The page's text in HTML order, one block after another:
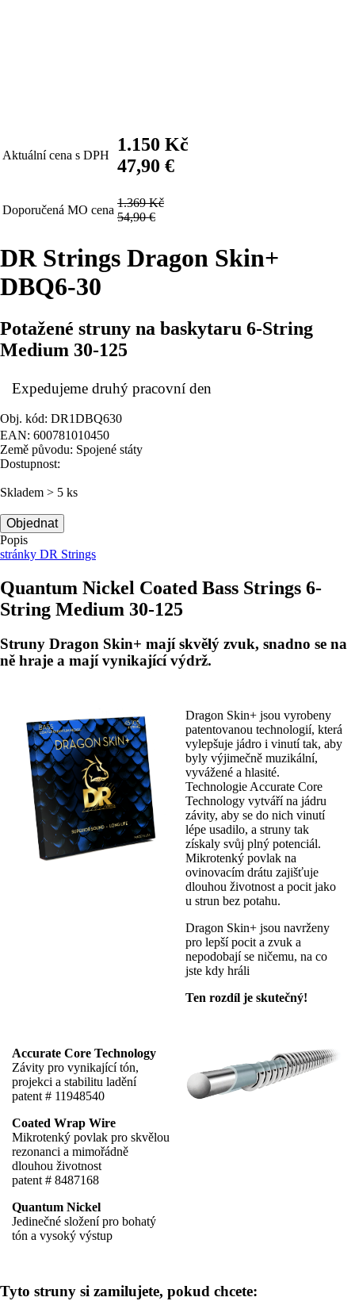
Aktuální cena s DPH
1.150 Kč
47,90 €
Doporučená MO cena
1.369 Kč
54,90 €
DR Strings Dragon Skin+
DBQ6-30
Potažené struny na baskytaru 6-String
Medium 30-125
Expedujeme druhý pracovní den
Obj. kód: DR1DBQ630
EAN: 600781010450
Země původu: Spojené státy
Dostupnost:
Skladem > 5 ks
Objednat
Popis
stránky DR Strings
Quantum Nickel Coated Bass Strings 6-
String Medium 30-125
Struny Dragon Skin+ mají skvělý zvuk, snadno se na
ně hraje a mají vynikající výdrž.
Dragon Skin+ jsou vyrobeny
patentovanou technologií, která
vylepšuje jádro i vinutí tak, aby
byly výjimečně muzikální,
vyvážené a hlasité.
Technologie Accurate Core
Technology vytváří na jádru
závity, aby se do nich vinutí
lépe usadilo, a struny tak
získaly svůj plný potenciál.
Mikrotenký povlak na
ovinovacím drátu zajišťuje
dlouhou životnost a pocit jako
u strun bez potahu.
Dragon Skin+ jsou navrženy
pro lepší pocit a zvuk a
nepodobají se ničemu, na co
jste kdy hráli
Ten rozdíl je skutečný!
Accurate Core Technology
Závity pro vynikající tón,
projekci a stabilitu ladění
patent # 11948540
Coated Wrap Wire
Mikrotenký povlak pro skvělou
rezonanci a mimořádně
dlouhou životnost
patent # 8487168
Quantum Nickel
Jedinečné složení pro bohatý
tón a vysoký výstup
Tyto struny si zamilujete, pokud chcete: